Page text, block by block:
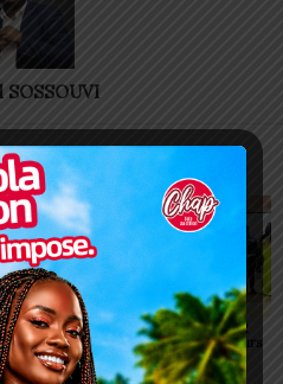
SOSSOUVI
PLUS DE L'AUTEUR
2026: Sonnie
des
personnes à
SOCIÉTÉ
Vogan : AGRI-ESPOIR
récompense les meilleurs
talents